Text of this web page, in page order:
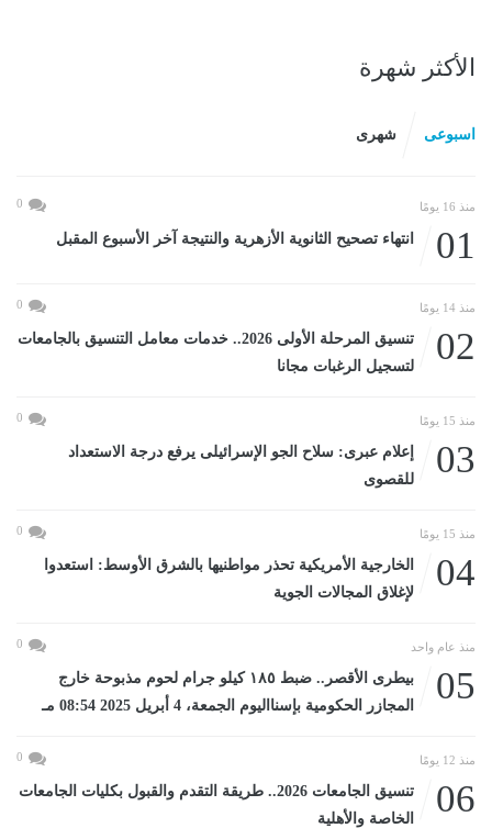
الأكثر شهرة
اسبوعى شهرى
منذ 16 يومًا 0
01 انتهاء تصحيح الثانوية الأزهرية والنتيجة آخر الأسبوع المقبل
منذ 14 يومًا 0
02
تنسيق المرحلة الأولى 2026.. خدمات معامل التنسيق بالجامعات
لتسجيل الرغبات مجانا
منذ 15 يومًا 0
03
إعلام عبرى: سلاح الجو الإسرائيلى يرفع درجة الاستعداد
للقصوى
منذ 15 يومًا 0
04
الخارجية الأمريكية تحذر مواطنيها بالشرق الأوسط: استعدوا
لإغلاق المجالات الجوية
منذ عام واحد 0
05
بيطرى الأقصر.. ضبط ١٨٥ كيلو جرام لحوم مذبوحة خارج
المجازر الحكومية بإسنااليوم الجمعة، 4 أبريل 2025 08:54 مـ
منذ 12 يومًا 0
06
تنسيق الجامعات 2026.. طريقة التقدم والقبول بكليات الجامعات
الخاصة والأهلية